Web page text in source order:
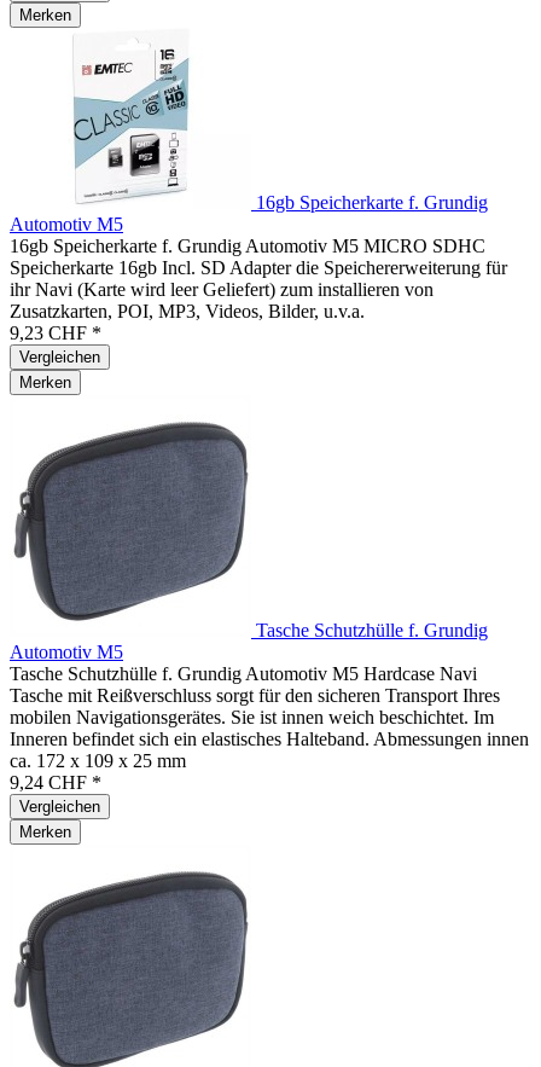
Merken
16gb Speicherkarte f. Grundig
Automotiv M5
16gb Speicherkarte f. Grundig Automotiv M5 MICRO SDHC
Speicherkarte 16gb Incl. SD Adapter die Speichererweiterung für
ihr Navi (Karte wird leer Geliefert) zum installieren von
Zusatzkarten, POI, MP3, Videos, Bilder, u.v.a.
9,23 CHF *
Vergleichen
Merken
Tasche Schutzhülle f. Grundig
Automotiv M5
Tasche Schutzhülle f. Grundig Automotiv M5 Hardcase Navi
Tasche mit Reißverschluss sorgt für den sicheren Transport Ihres
mobilen Navigationsgerätes. Sie ist innen weich beschichtet. Im
Inneren befindet sich ein elastisches Halteband. Abmessungen innen
ca. 172 x 109 x 25 mm
9,24 CHF *
Vergleichen
Merken